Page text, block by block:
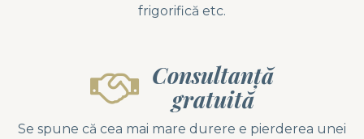
frigorifică etc.
Consultanță
gratuită
Se spune că cea mai mare durere e pierderea unei